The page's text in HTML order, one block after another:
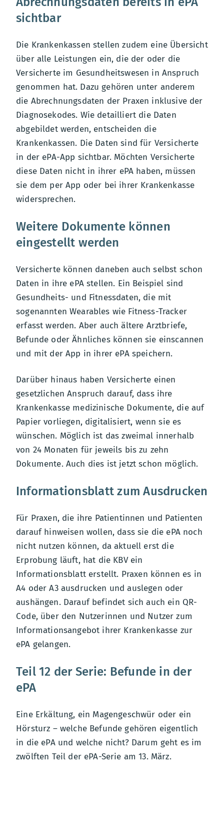
sichtbar
Die Krankenkassen stellen zudem eine Übersicht
über alle Leistungen ein, die der oder die
Versicherte im Gesundheitswesen in Anspruch
genommen hat. Dazu gehören unter anderem
die Abrechnungsdaten der Praxen inklusive der
Diagnosekodes. Wie detailliert die Daten
abgebildet werden, entscheiden die
Krankenkassen. Die Daten sind für Versicherte
in der ePA-App sichtbar. Möchten Versicherte
diese Daten nicht in ihrer ePA haben, müssen
sie dem per App oder bei ihrer Krankenkasse
widersprechen.
Weitere Dokumente können
eingestellt werden
Versicherte können daneben auch selbst schon
Daten in ihre ePA stellen. Ein Beispiel sind
Gesundheits- und Fitnessdaten, die mit
sogenannten Wearables wie Fitness-Tracker
erfasst werden. Aber auch ältere Arztbriefe,
Befunde oder Ähnliches können sie einscannen
und mit der App in ihrer ePA speichern.
Darüber hinaus haben Versicherte einen
gesetzlichen Anspruch darauf, dass ihre
Krankenkasse medizinische Dokumente, die auf
Papier vorliegen, digitalisiert, wenn sie es
wünschen. Möglich ist das zweimal innerhalb
von 24 Monaten für jeweils bis zu zehn
Dokumente. Auch dies ist jetzt schon möglich.
Informationsblatt zum Ausdrucken
Für Praxen, die ihre Patientinnen und Patienten
darauf hinweisen wollen, dass sie die ePA noch
nicht nutzen können, da aktuell erst die
Erprobung läuft, hat die KBV ein
Informationsblatt erstellt. Praxen können es in
A4 oder A3 ausdrucken und auslegen oder
aushängen. Darauf befindet sich auch ein QR-
Code, über den Nutzerinnen und Nutzer zum
Informationsangebot ihrer Krankenkasse zur
ePA gelangen.
Teil 12 der Serie: Befunde in der
ePA
Eine Erkältung, ein Magengeschwür oder ein
Hörsturz – welche Befunde gehören eigentlich
in die ePA und welche nicht? Darum geht es im
zwölften Teil der ePA-Serie am 13. März.